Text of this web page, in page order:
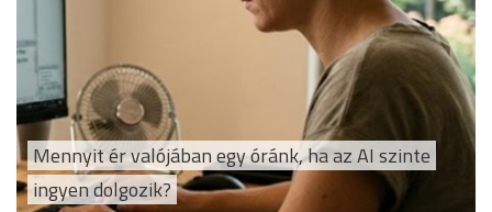
Mennyit ér valójában egy óránk, ha az AI szinte
ingyen dolgozik?